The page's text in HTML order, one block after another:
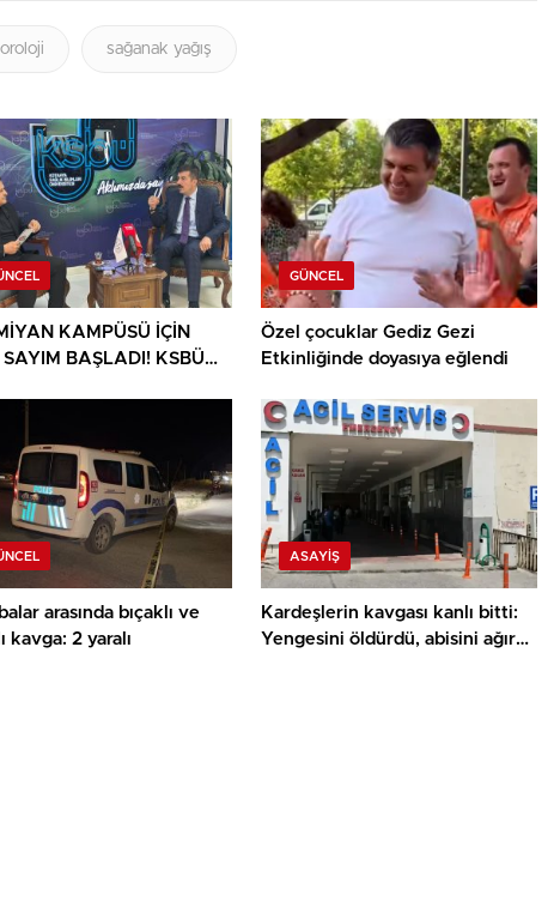
sağanak yağış
KAMPÜSÜ İÇİN
SAYIM BAŞLADI! KSBÜ
GÜNCEL
Özel çocuklar Gediz Gezi
Etkinliğinde doyasıya eğlendi
arasında bıçaklı ve
kavga: 2 yaralı
ASAYIŞ
Kardeşlerin kavgası kanlı bitti:
Yengesini öldürdü, abisini ağır